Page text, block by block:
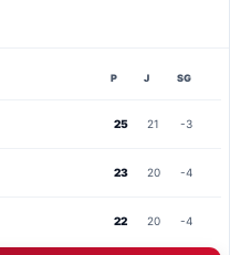
P J SG
25 21 -3
23 20 -4
22 20 -4